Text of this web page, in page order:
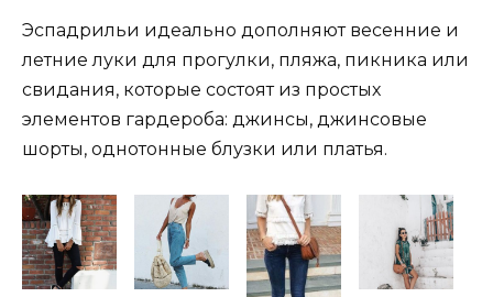
Эспадрильи идеально дополняют весенние и
летние луки для прогулки, пляжа, пикника или
свидания, которые состоят из простых
элементов гардероба: джинсы, джинсовые
шорты, однотонные блузки или платья.